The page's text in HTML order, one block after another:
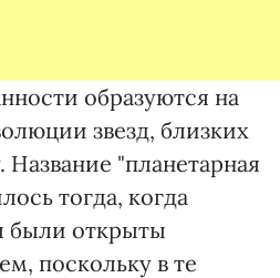
образуются на
звезд, близких
"планетарная
тогда, когда
были открыты
поскольку в те